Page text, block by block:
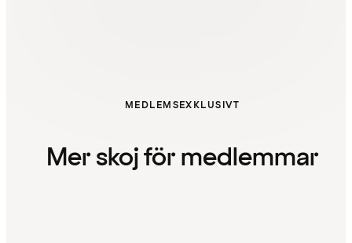
MEDLEMSEXKLUSIVT
Mer skoj för medlemmar